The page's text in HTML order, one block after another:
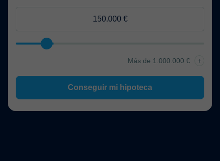
Más de 1.000.000 € +
Conseguir mi hipoteca